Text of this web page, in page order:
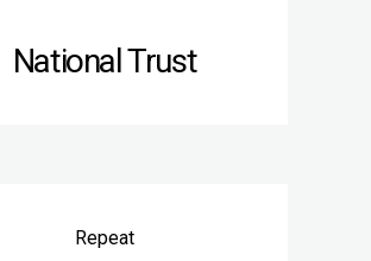
National Trust
Repeat